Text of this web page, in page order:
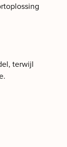
terwijl